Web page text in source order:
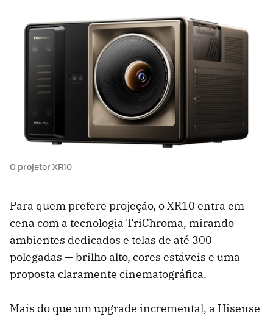
O projetor XR10
Para quem prefere projeção, o XR10 entra em
cena com a tecnologia TriChroma, mirando
ambientes dedicados e telas de até 300
polegadas — brilho alto, cores estáveis e uma
proposta claramente cinematográfica.
Mais do que um upgrade incremental, a Hisense